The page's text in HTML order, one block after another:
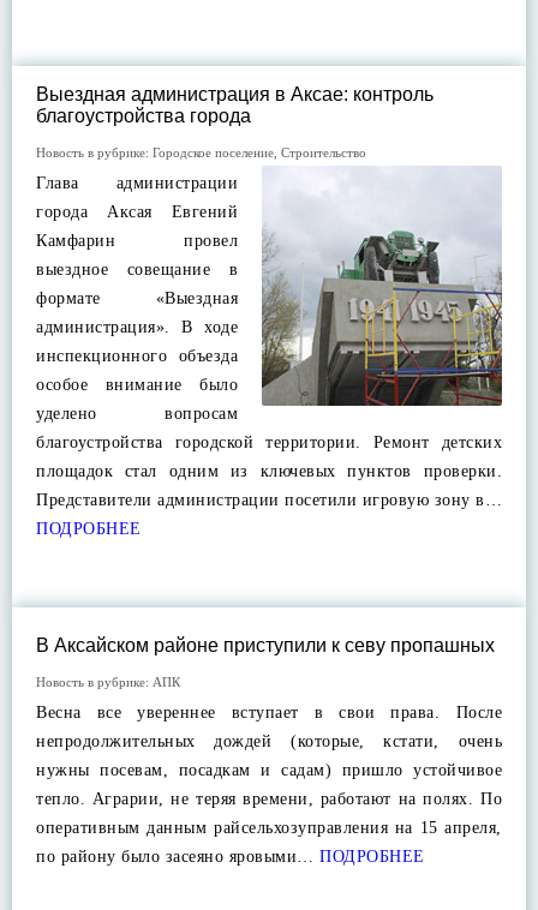
Выездная администрация в Аксае: контроль
благоустройства города
Новость в рубрике: Городское поселение Строительство
Глава администрации
города Аксая Евгений
Камфарин провел
выездное совещание в
формате «Выездная
администрация». В ходе
инспекционного объезда
особое внимание было
уделено вопросам
благоустройства городской территории. Ремонт детских
площадок стал одним из ключевых пунктов проверки.
Представители администрации посетили игровую зону в…
ПОДРОБНЕЕ
В Аксайском районе приступили к севу пропашных
Новость в рубрике: АПК
Весна все увереннее вступает в свои права. После
непродолжительных дождей (которые, кстати, очень
нужны посевам, посадкам и садам) пришло устойчивое
тепло. Аграрии, не теряя времени, работают на полях. По
оперативным данным райсельхозуправления на 15 апреля,
по району было засеяно яровыми… ПОДРОБНЕЕ